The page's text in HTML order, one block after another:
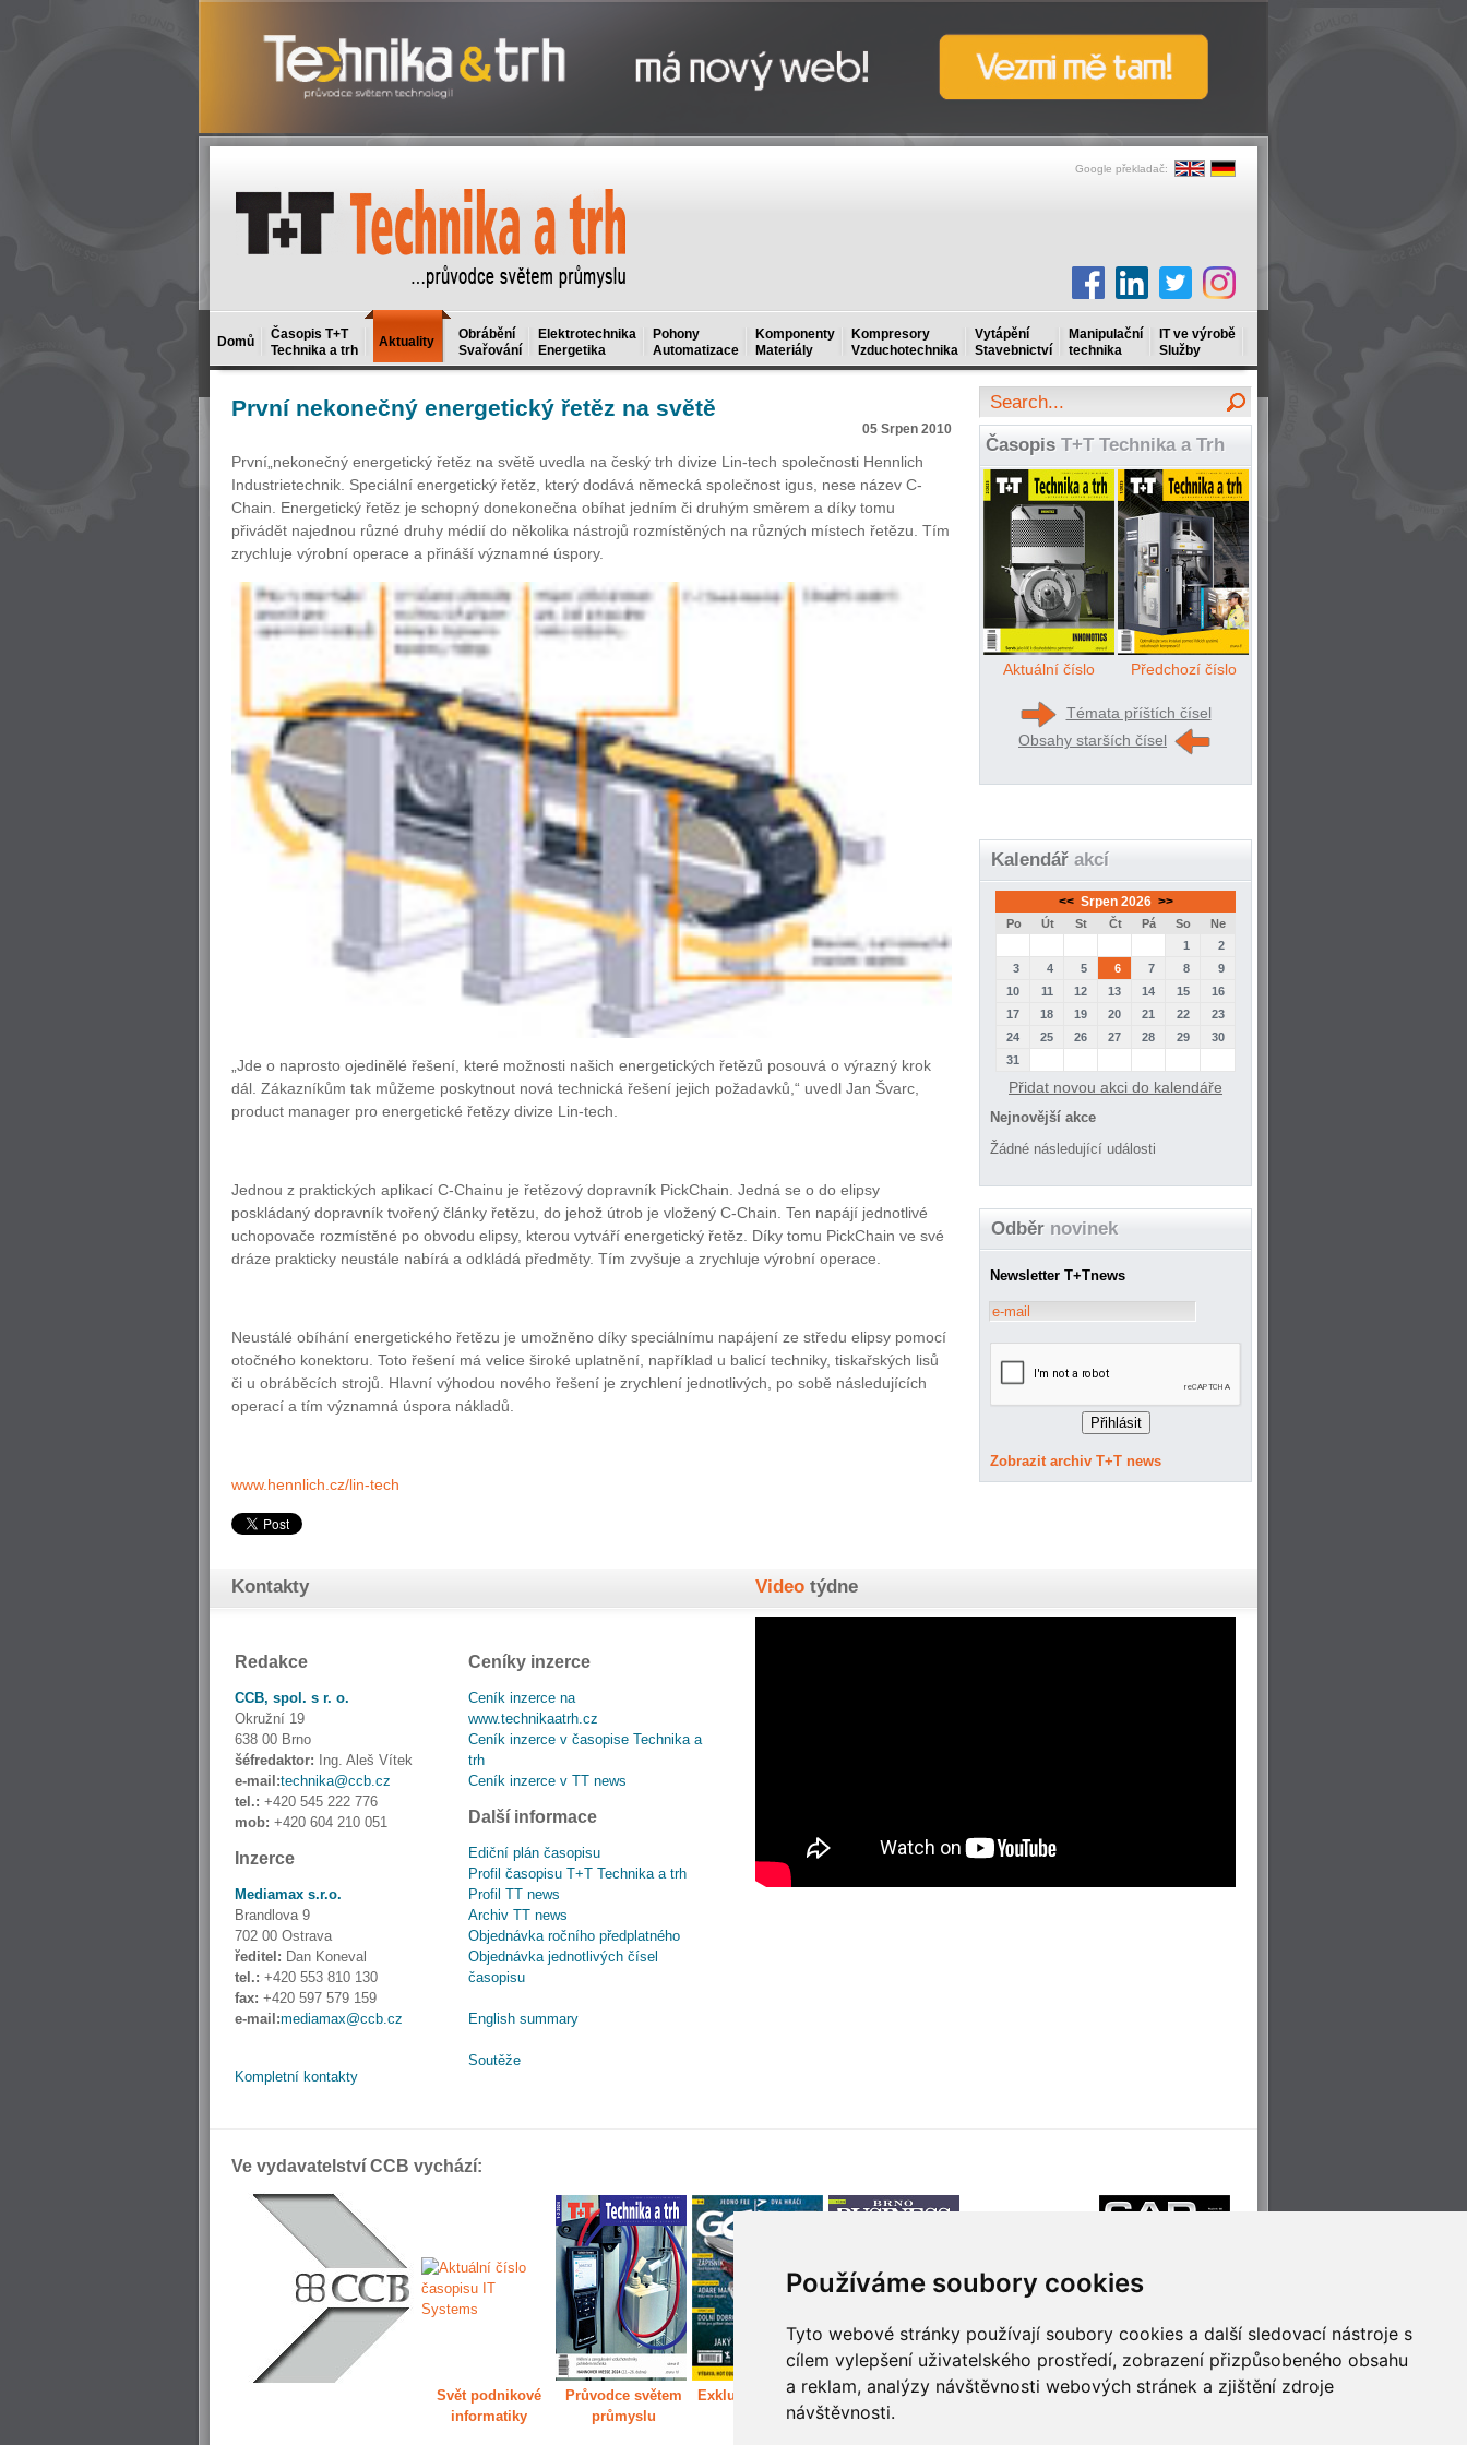
Používáme soubory cookies
Tyto webové stránky používají soubory cookies a další sledovací nástroje s
cílem vylepšení uživatelského prostředí, zobrazení přizpůsobeného obsahu
a reklam, analýzy návštěvnosti webových stránek a zjištění zdroje
návštěvnosti.
Google překladač:
Domů
Časopis T+T
Technika a trh
Aktuality
Obrábění
Svařování
Elektrotechnika
Energetika
Pohony
Automatizace
Komponenty
Materiály
Kompresory
Vzduchotechnika
Vytápění
Stavebnictví
Manipulační
technika
IT ve výrobě
Služby
Prvnínekonečný energetický řetěz na světě
05 Srpen 2010
První„nekonečný energetický řetěz na světě uvedla na český trh divize Lin-tech společnosti Hennlich
Industrietechnik. Speciální energetický řetěz, který dodává německá společnost igus, nese název C-
Chain. Energetický řetěz je schopný donekonečna obíhat jedním či druhým směrem a díky tomu
přivádět najednou různé druhy médií do několika nástrojů rozmístěných na různých místech řetězu. Tím
zrychluje výrobní operace a přináší významné úspory.
„Jde o naprosto ojedinělé řešení, které možnosti našich energetických řetězů posouvá o výrazný krok
dál. Zákazníkům tak můžeme poskytnout nová technická řešení jejich požadavků,“ uvedl Jan Švarc,
product manager pro energetické řetězy divize Lin-tech.
Jednou z praktických aplikací C-Chainu je řetězový dopravník PickChain. Jedná se o do elipsy
poskládaný dopravník tvořený články řetězu, do jehož útrob je vložený C-Chain. Ten napájí jednotlivé
uchopovače rozmístěné po obvodu elipsy, kterou vytváří energetický řetěz. Díky tomu PickChain ve své
dráze prakticky neustále nabírá a odkládá předměty. Tím zvyšuje a zrychluje výrobní operace.
Neustálé obíhání energetického řetězu je umožněno díky speciálnímu napájení ze středu elipsy pomocí
otočného konektoru. Toto řešení má velice široké uplatnění, například u balicí techniky, tiskařských lisů
či u obráběcích strojů. Hlavní výhodou nového řešení je zrychlení jednotlivých, po sobě následujících
operací a tím významná úspora nákladů.
www.hennlich.cz/lin-tech
Časopis T+T Technika a Trh
Aktuální číslo Předchozí číslo
Témata příštích čísel
Obsahy starších čísel
Kalendář akcí
<< Srpen 2026 >>
Po Út St Čt Pá So
Ne
1
2
3
4 5 6 7 8
9
10
11 12 13 14 15
16
17
18 19 20 21 22
23
24
25 26 27 28 29
30
31
Přidat novou akci do kalendáře
Nejnovější akce
Žádné následující události
Odběr novinek
Newsletter T+Tnews
Zobrazit archiv T+T news
Kontakty
Redakce
CCB, spol. s r. o.
Okružní 19
638 00 Brno
šéfredaktor: Ing. Aleš Vítek
e-mail:technika@ccb.cz
tel.: +420 545 222 776
mob: +420 604 210 051
Inzerce
Mediamax s.r.o.
Brandlova 9
702 00 Ostrava
ředitel: Dan Koneval
tel.: +420 553 810 130
fax: +420 597 579 159
e-mail:mediamax@ccb.cz
Kompletní kontakty
Ceníky inzerce
Ceník inzerce na
www.technikaatrh.cz
Ceník inzerce v časopise Technika a
trh
Ceník inzerce v TT news
Další informace
Ediční plán časopisu
Profil časopisu T+T Technika a trh
Profil TT news
Archiv TT news
Objednávka ročního předplatného
Objednávka jednotlivých čísel
časopisu
English summary
Soutěže
Video týdne
Ve vydavatelství CCB vychází:
Svět podnikové
informatiky
Průvodce světem
průmyslu
Exkluzivně světem
Děláme Brno větší Příjemné cestování
Technologie pro